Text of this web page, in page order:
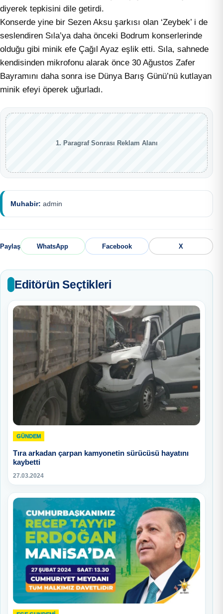
diyerek tepkisini dile getirdi.
Konserde yine bir Sezen Aksu şarkısı olan ‘Zeybek’ i de
seslendiren Sıla’ya daha önceki Bodrum konserlerinde
olduğu gibi minik efe Çağıl Ayaz eşlik etti. Sıla, sahnede
kendisinden mikrofonu alarak önce 30 Ağustos Zafer
Bayramını daha sonra ise Dünya Barış Günü’nü kutlayan
minik efeyi öperek uğurladı.
1. Paragraf Sonrası Reklam Alanı
Muhabir: admin
Paylaş WhatsApp Facebook X
Editörün Seçtikleri
GÜNDEM
Tıra arkadan çarpan kamyonetin sürücüsü hayatını
kaybetti
27.03.2024